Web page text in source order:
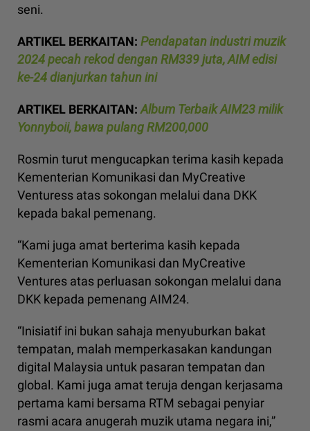
seni.
ARTIKEL BERKAITAN: Pendapatan industri muzik
2024 pecah rekod dengan RM339 juta, AIM edisi
ke-24 dianjurkan tahun ini
ARTIKEL BERKAITAN:Album Terbaik AIM23 milik
Yonnyboii, bawa pulang RM200,000
Rosmin turut mengucapkan terima kasih kepada
Kementerian Komunikasi dan MyCreative
Venturess atas sokongan melalui dana DKK
kepada bakal pemenang.
“Kami juga amat berterima kasih kepada
Kementerian Komunikasi dan MyCreative
Ventures atas perluasan sokongan melalui dana
DKK kepada pemenang AIM24.
“Inisiatif ini bukan sahaja menyuburkan bakat
tempatan, malah memperkasakan kandungan
digital Malaysia untuk pasaran tempatan dan
global. Kami juga amat teruja dengan kerjasama
pertama kami bersama RTM sebagai penyiar
rasmi acara anugerah muzik utama negara ini,”